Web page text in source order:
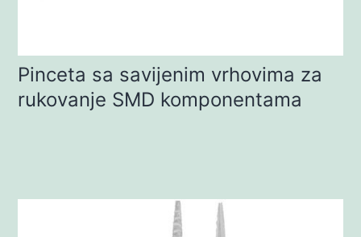
Pinceta sa savijenim vrhovima za
rukovanje SMD komponentama